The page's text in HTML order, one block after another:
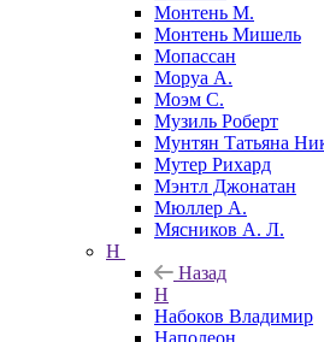
Монтень М.
Монтень Мишель
Мопассан
Моруа А.
Моэм С.
Музиль Роберт
Мунтян Татьяна
Мутер Рихард
Мэнтл Джонатан
Мюллер А.
Мясников А. Л.
Н
Назад
Н
Набоков Владимир
Наполеон